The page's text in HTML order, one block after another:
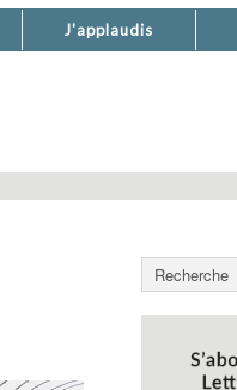
J'applaudis
Rechercher